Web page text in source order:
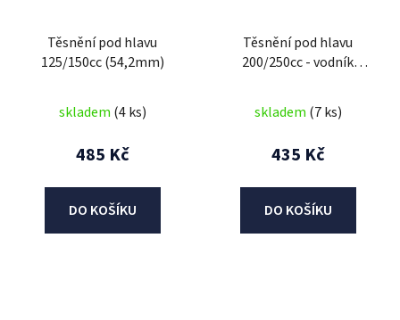
Těsnění pod hlavu
125/150cc (54,2mm)
skladem (4 ks)
485 Kč
DO KOŠÍKU
Těsnění pod hlavu
200/250cc - vodník
skladem (7 ks)
435 Kč
DO KOŠÍKU